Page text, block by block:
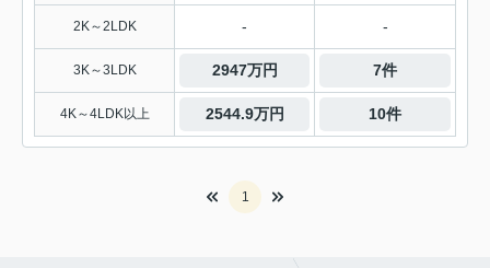
2K～2LDK - -
3K～3LDK 2947万円 7件
4K～4LDK以上 2544.9万円 10件
1